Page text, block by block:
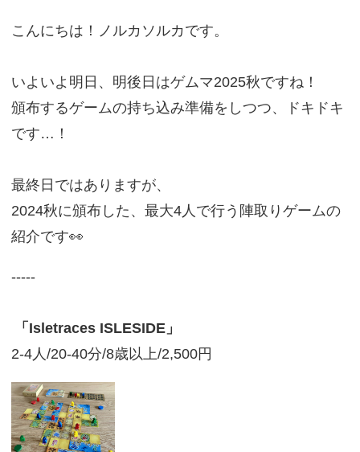
こんにちは！ノルカソルカです。
いよいよ明日、明後日はゲムマ2025秋ですね！
頒布するゲームの持ち込み準備をしつつ、ドキドキ
です…！
最終日ではありますが、
2024秋に頒布した、最大4人で行う陣取りゲームの
紹介です👀
-----
「Isletraces ISLESIDE」
2-4人/20-40分/8歳以上/2,500円